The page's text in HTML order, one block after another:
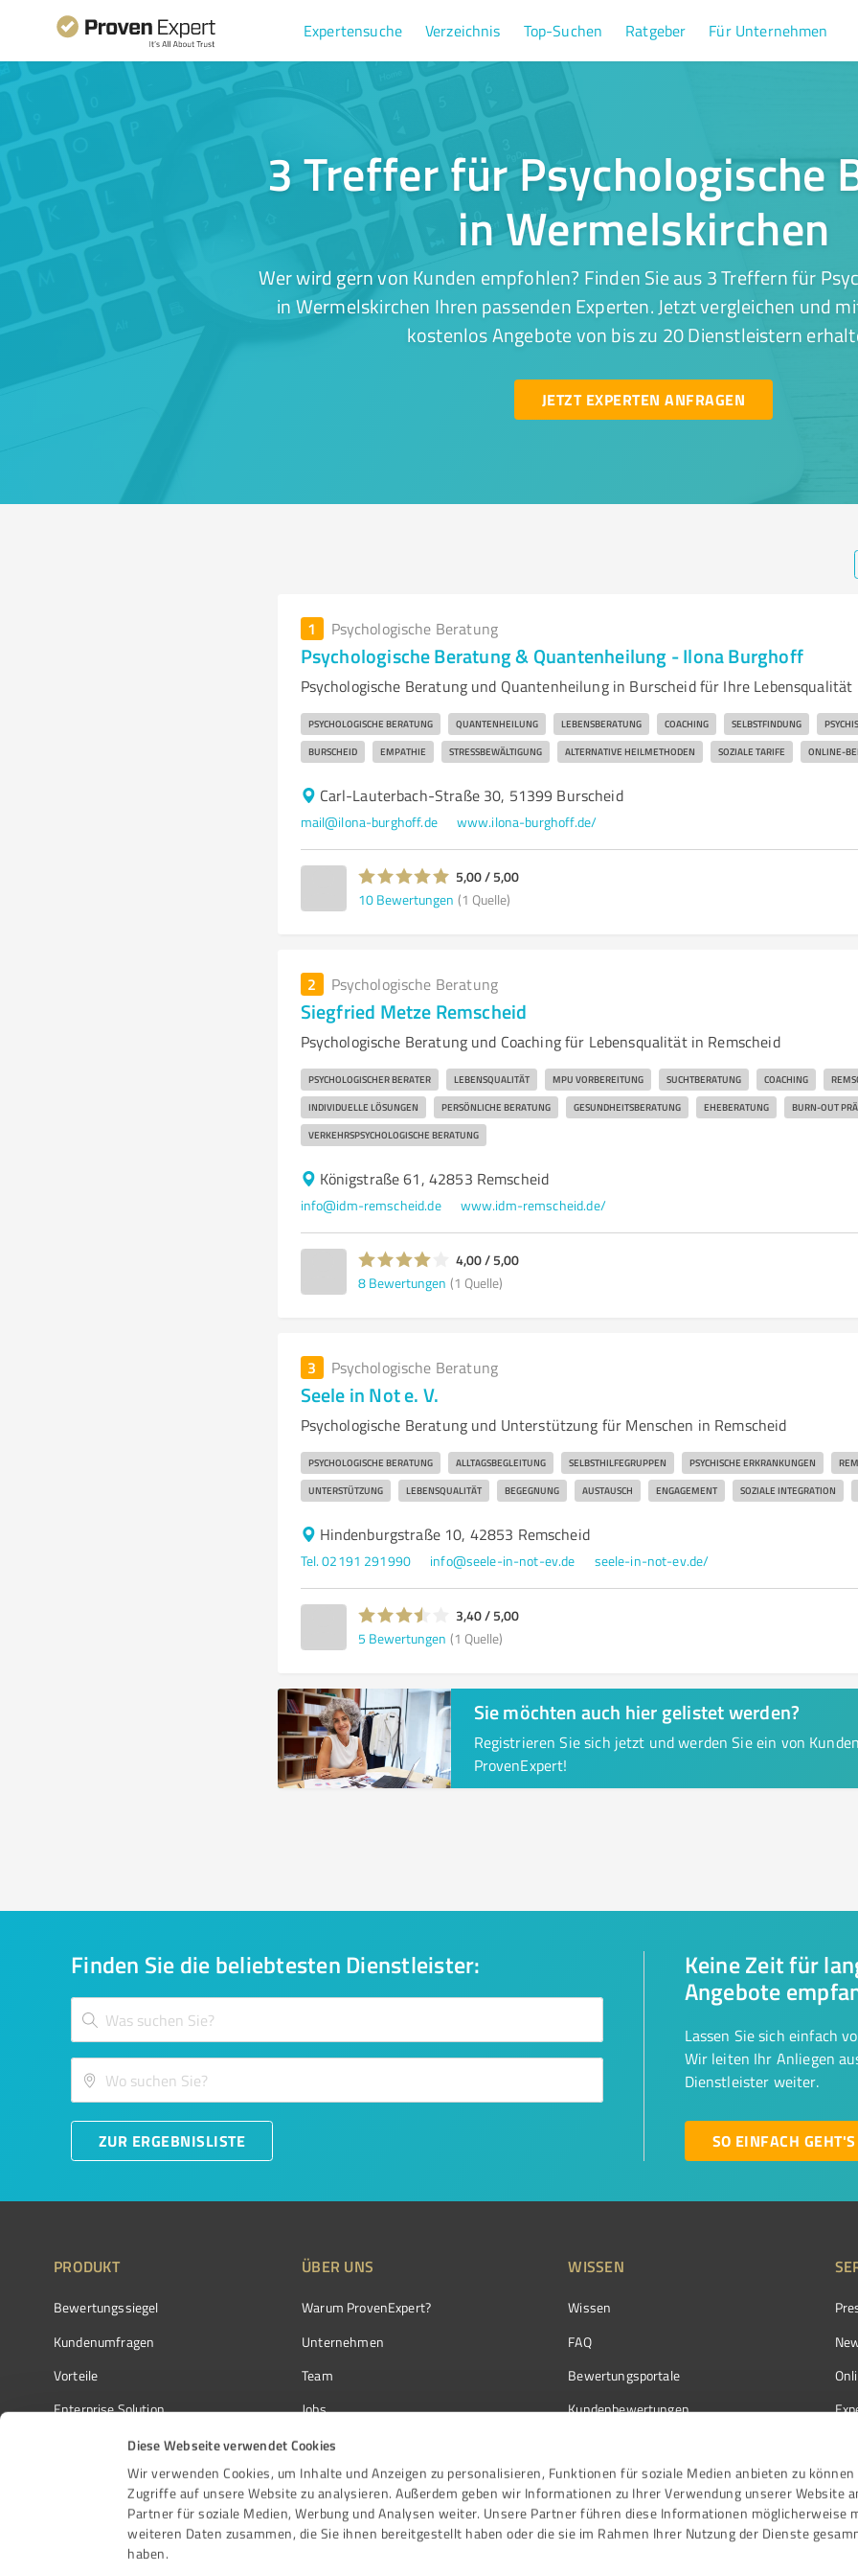
Diese Webseite verwendet Cookies
Wir verwenden Cookies, um Inhalte und Anzeigen zu personalisieren, Funktionen für soziale Medien anbieten zu können
Zugriffe auf unsere Website zu analysieren. Außerdem geben wir Informationen zu Ihrer Verwendung unserer Website
Partner für soziale Medien, Werbung und Analysen weiter. Unsere Partner führen diese Informationen möglicherweise
weiteren Daten zusammen, die Sie ihnen bereitgestellt haben oder die sie im Rahmen Ihrer Nutzung der Dienste
haben.
Expertensuche Verzeichnis Top-Suchen Ratgeber Für Unternehmen
3 Treffer für Psychologische
in Wermelskirchen
Wer wird gern von Kunden empfohlen? Finden Sie aus 3 Treffern für
in Wermelskirchen Ihren passenden Experten. Jetzt vergleichen und
kostenlos Angebote von bis zu 20 Dienstleistern
JETZT EXPERTEN ANFRAGEN
1 Psychologische Beratung
Psychologische Beratung & Quantenheilung - Ilona Burghoff
Psychologische Beratung und Quantenheilung in Burscheid für Ihre Lebensqualität
PSYCHOLOGISCHE BERATUNG QUANTENHEILUNG LEBENSBERATUNG COACHING SELBSTFINDUNG
BURSCHEID EMPATHIE STRESSBEWÄLTIGUNG ALTERNATIVE HEILMETHODEN SOZIALE TARIFE ONLINE-
Carl-Lauterbach-Straße 30, 51399 Burscheid
mail@ilona-burghoff.de www.ilona-burghoff.de/
5,00 / 5,00
10 Bewertungen (1 Quelle)
2 Psychologische Beratung
Siegfried Metze Remscheid
Psychologische Beratung und Coaching für Lebensqualität in Remscheid
PSYCHOLOGISCHER BERATER LEBENSQUALITÄT MPU VORBEREITUNG SUCHTBERATUNG COACHING
INDIVIDUELLE LÖSUNGEN PERSÖNLICHE BERATUNG GESUNDHEITSBERATUNG EHEBERATUNG BURN-OUT
VERKEHRSPSYCHOLOGISCHE BERATUNG
Königstraße 61, 42853 Remscheid
info@idm-remscheid.de www.idm-remscheid.de/
4,00 / 5,00
8 Bewertungen (1 Quelle)
3 Psychologische Beratung
Seele in Not e. V.
Psychologische Beratung und Unterstützung für Menschen in Remscheid
PSYCHOLOGISCHE BERATUNG ALLTAGSBEGLEITUNG SELBSTHILFEGRUPPEN PSYCHISCHE ERKRANKUNGEN
UNTERSTÜTZUNG LEBENSQUALITÄT BEGEGNUNG AUSTAUSCH ENGAGEMENT SOZIALE INTEGRATION
Hindenburgstraße 10, 42853 Remscheid
Tel. 02191 291990 info@seele-in-not-ev.de seele-in-not-ev.de/
3,40 / 5,00
5 Bewertungen (1 Quelle)
Sie möchten auch hier gelistet werden?
Registrieren Sie sich jetzt und werden Sie ein von
ProvenExpert!
Finden Sie die beliebtesten Dienstleister:
ZUR ERGEBNISLISTE
Keine Zeit für
Angebote
Lassen Sie sich einfach
Wir leiten Ihr Anliegen
Dienstleister weiter.
SO EINFACH GEHT'S
PRODUKT
Bewertungssiegel
Kundenumfragen
Vorteile
Enterprise Solution
Partnerprogramm
Auszeichnungen
ÜBER UNS
Warum ProvenExpert?
Unternehmen
Team
Jobs
Kundenstimmen
Kontakt
WISSEN
Wissen
FAQ
Bewertungsportale
Kundenbewertungen
Bewertungs­richtlinien
Events